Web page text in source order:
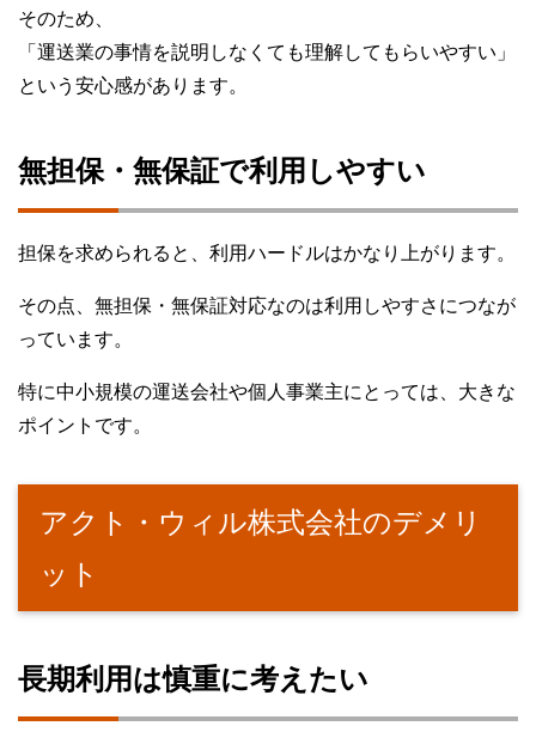
そのため、
「運送業の事情を説明しなくても理解してもらいやすい」
という安心感があります。
無担保・無保証で利用しやすい
担保を求められると、利用ハードルはかなり上がります。
その点、無担保・無保証対応なのは利用しやすさにつなが
っています。
特に中小規模の運送会社や個人事業主にとっては、大きな
ポイントです。
アクト・ウィル株式会社のデメリ
ット
長期利用は慎重に考えたい